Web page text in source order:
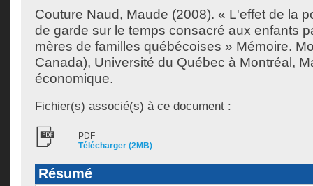
Couture Naud, Maude (2008). « L'effet de la
de garde sur le temps consacré aux enfants
mères de familles québécoises » Mémoire.
Canada), Université du Québec à Montréal,
économique.
Fichier(s) associé(s) à ce document :
PDF
Télécharger (2MB)
Résumé